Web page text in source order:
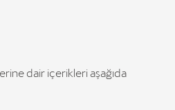
dair içerikleri aşağıda